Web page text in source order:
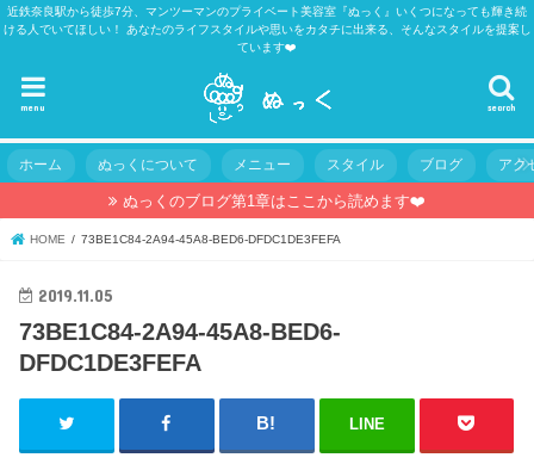
近鉄奈良駅から徒歩7分、マンツーマンのプライベート美容室『ぬっく』いくつになっても輝き続
ける人でいてほしい！ あなたのライフスタイルや思いをカタチに出来る、そんなスタイルを提案し
ています❤️
search
menu
ホーム ぬっくについて メニュー スタイル ブログ アク
ぬっくのブログ第1章はここから読めます❤️
HOME 73BE1C84-2A94-45A8-BED6-DFDC1DE3FEFA
2019.11.05
73BE1C84-2A94-45A8-BED6-
DFDC1DE3FEFA
LINE